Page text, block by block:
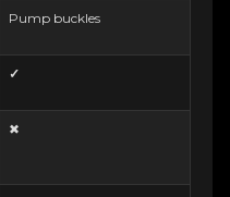
Pump buckles
✓
✖